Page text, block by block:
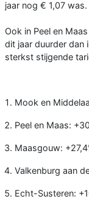
jaar nog € 1,07 was.
Ook in Peel en
dit jaar duurder dan
sterkst stijgende
Mook en
Peel en Maas:
Maasgouw:
Valkenburg aan
Echt-Susteren: